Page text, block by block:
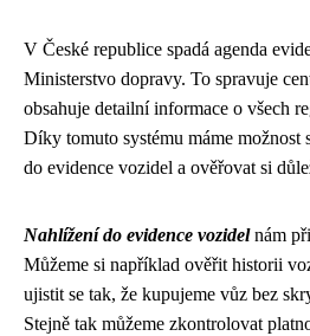
V České republice spadá agenda
Ministerstvo dopravy. To spravuje
obsahuje detailní informace o všech
Díky tomuto systému máme možnost
do evidence vozidel a ověřovat si
Nahlížení do evidence vozidelnám
Můžeme si například ověřit historii
ujistit se tak, že kupujeme vůz bez
Stejně tak můžeme zkontrolovat